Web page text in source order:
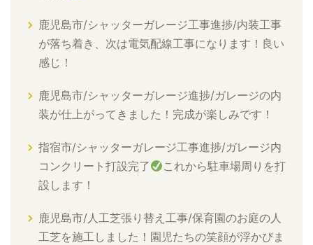
鹿児島市/シャッターガレージ工事進捗/内装工事
が落ち着き、次は電気配線工事になります！良い
感じ！
鹿児島市/シャッターガレージ進捗/ガレージの内
装が仕上がってきました！完成が楽しみです！
指宿市/シャッターガレージ工事進捗/ガレージ内
コンクリート打設完了
これから駐車場周りを打
設します！
鹿児島市/人工芝張り替え工事/保育園のお庭の人
工芝を施工しました！園児たちの笑顔が浮かびま